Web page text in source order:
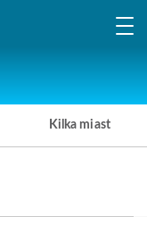
Kilka miast